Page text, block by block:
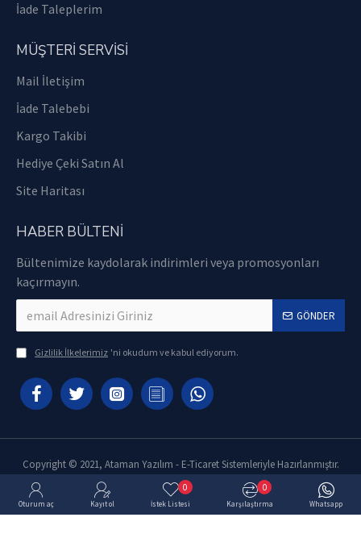
İade Taleplerim
MÜŞTERİ SERVİSİ
Mail İletişim
İade Talebebi
Kargo Takibi
Hediye Çeki Satın Al
Site Haritası
HABER BÜLTENI
Bültenimize kaydolarak indirimleri veya promosyonları
kaçırmayın.
GÖNDER
Gizlilik İlkelerimiz 'ni okudum ve kabul ediyorum.
Copyright © 2021, Ataman Yazılım - E-Ticaret Sistemleriyle Hazırlanmıştır.
Oturum aç Kayıt ol İstek Listesi
0
Karşılaştırma
0
Whatsapp